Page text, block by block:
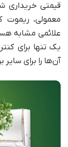
قیمتی خریداری
معمولی، ریموت
علائمی مشابه
یک تنها برای
آن‌ها را برای سایر